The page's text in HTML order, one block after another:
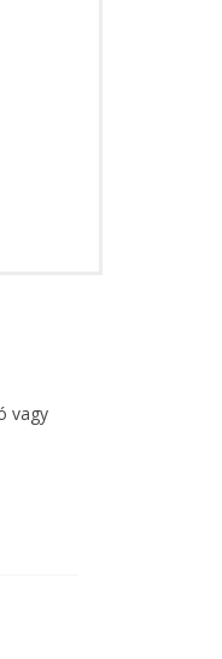
vagy
abban,